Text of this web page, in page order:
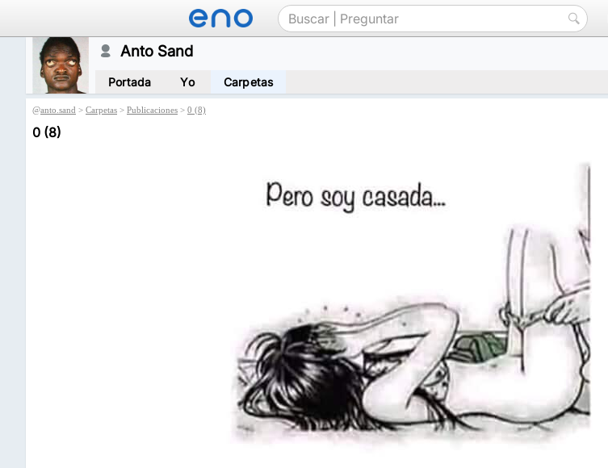
Anto Sand
Portada Yo Carpetas
@anto.sand > Carpetas > Publicaciones > 0 (8)
0 (8)